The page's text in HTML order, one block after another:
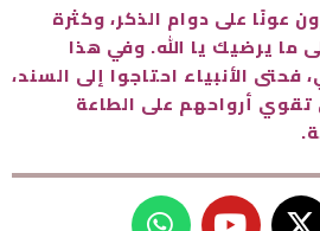
عونًا على دوام الذكر، وكثرة
ما يرضيك يا الله. وفي هذا
فحتى الأنبياء احتاجوا إلى السند،
تقوي أرواحهم على الطاعة